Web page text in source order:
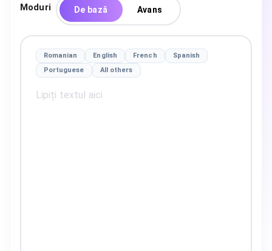
Moduri De bază Avans
Romanian English French
Spanish
Portuguese
All others